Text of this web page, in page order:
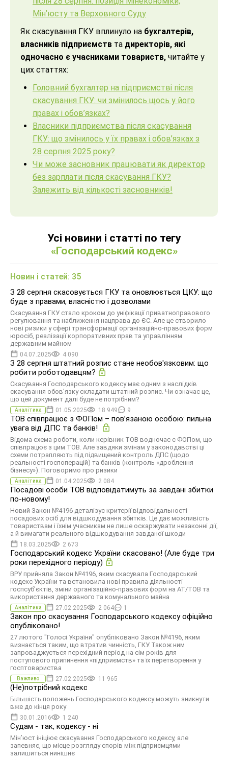
Мін’юсту та Верховного Суду
Як скасування ГКУ вплинуло на бухгалтерів,
власників підприємств та директорів, які
одночасно є учасниками товариств, читайте у
цих статтях:
Головний бухгалтер на підприємстві після
скасування ГКУ: чи змінилось щось у його
правах і обов’язках?
Власники підприємства після скасування
ГКУ: що змінилось у їх правах і обов’язках з
28 серпня 2025 року?
Чи може засновник працювати як директор
без зарплати після скасування ГКУ?
Залежить від кількості засновників!
Усі новини і статті по тегу
«Господарський кодекс»
Новин і статей: 35
З 28 серпня скасовується ГКУ та оновлюється ЦКУ: що
буде з правами, власністю і дозволами
Скасування ГКУ стало кроком до уніфікації приватноправового
регулювання та наближення нацправа до ЄС. Але це створило
нові ризики у сфері трансформації організаційно-правових форм
юросіб, реалізації корпоративних прав та управлінням
державним майном
04.07.2025 4 090
З 28 серпня штатний розпис стане необов'язковим: що
робити роботодавцям?
Скасування Господарського кодексу має одним з наслідків
скасування обов’язку складати штатний розпис. Чи означає це,
що цей документ далі буде не потрібним?
Аналітика 01.05.2025 18 949 9
ТОВ співпрацює з ФОПом – пов’язаною особою: пильна
увага від ДПС та банків!
Відома схема роботи, коли керівник ТОВ водночас є ФОПом, що
співпрацює з цим ТОВ. Але завдяки змінам у законодавстві ці
схеми потрапляють під підвищений контроль ДПС (щодо
реальності госпоперацій) та банків (контроль «дроблення
бізнесу»). Поговоримо про ризики
Аналітика 01.04.2025 2 084
Посадові особи ТОВ відповідатимуть за завдані збитки
по-новому!
Новий Закон №4196 деталізує критерії відповідальності
посадових осіб для відшкодування збитків. Це дає можливість
товариствам і їхнім учасникам не лише оскаржувати незаконні дії,
а й вимагати реального відшкодування завданої шкоди
18.03.2025 2 673
Господарський кодекс України скасовано! (Але буде три
роки перехідного періоду)
ВРУ прийняла Закон №4196, яким скасувала Господарський
кодекс України та встановила нові правила діяльності
госпсуб’єктів, зміни організаційно-правових форм на АТ/ТОВ та
використання державного та комунального майна
Аналітика 27.02.2025 2 064 1
Закон про скасування Господарського кодексу офіційно
опубліковано!
27 лютого "Голосі України" опубліковано Закон №4196, яким
визнається таким, що втратив чинність, ГКУ. Також ним
запроваджується перехідний період на сім років для
поступового припинення «підприємств» та їх перетворення у
госптовариства
Важливо 27.02.2025 11 965
(Не)потрібний кодекс
Більшість положень Господарського кодексу можуть зникнути
вже до кінця року
30.01.2016 1 240
Судам - так, кодексу - ні
Мін’юст ініціює скасування Господарського кодексу, але
запевняє, що місце розгляду спорів між підприємцями
залишиться нинішнє